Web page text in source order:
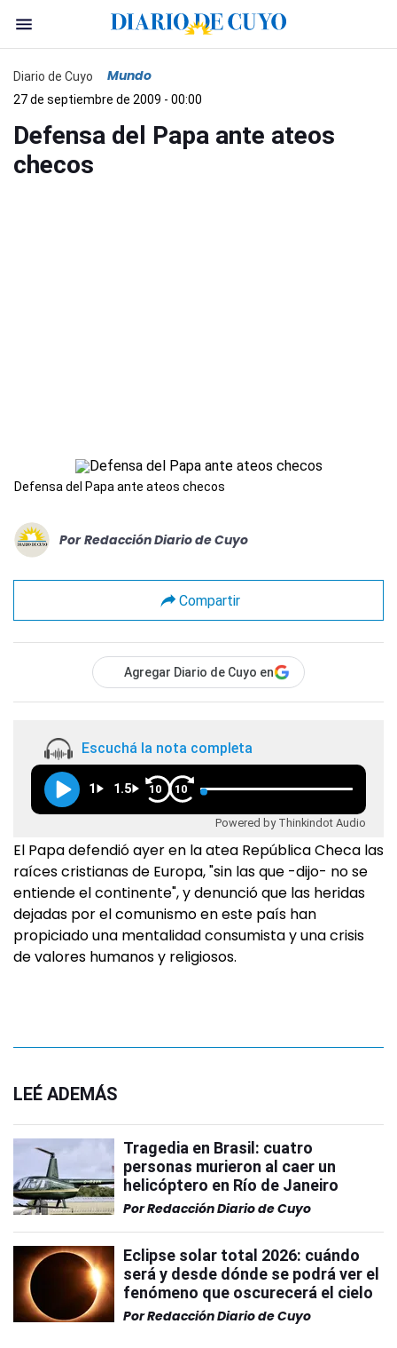
Diario de Cuyo Mundo
27 de septiembre de 2009 - 00:00
Defensa del Papa ante ateos
checos
Defensa del Papa ante ateos checos
Por Redacción Diario de Cuyo
Compartir
Agregar Diario de Cuyo en
Escuchá la nota completa
1 1.5 10 10
Powered by Thinkindot Audio
El Papa defendió ayer en la atea República Checa las
raíces cristianas de Europa, "sin las que -dijo- no se
entiende el continente", y denunció que las heridas
dejadas por el comunismo en este país han
propiciado una mentalidad consumista y una crisis
de valores humanos y religiosos.
LEÉ ADEMÁS
Tragedia en Brasil: cuatro
personas murieron al caer un
helicóptero en Río de Janeiro
PorRedacción Diario de Cuyo
Eclipse solar total 2026: cuándo
será y desde dónde se podrá ver el
fenómeno que oscurecerá el cielo
PorRedacción Diario de Cuyo